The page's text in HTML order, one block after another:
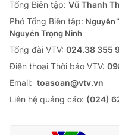
Tổng Biên tập: Vũ Thanh
Phó Tổng Biên tập: Nguyễn
Nguyễn Trọng Ninh
Tổng đài VTV: 024.38 355
Ðiện thoại Thời báo VTV:
Email: toasoan@vtv.vn
Liên hệ quảng cáo: (024)